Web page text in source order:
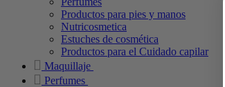
Productos para pies y manos
Nutricosmetica
Estuches de cosmética
Productos para el Cuidado capilar
Maquillaje
Perfumes